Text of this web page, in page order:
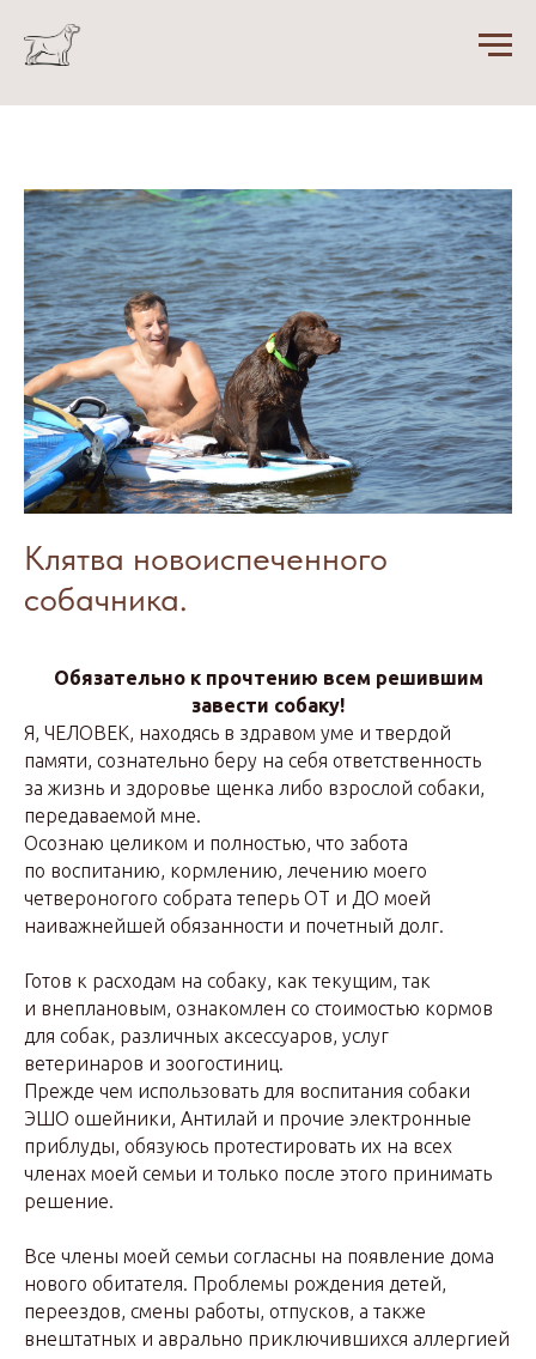
Клятва новоиспеченного
собачника.
Обязательно к прочтению всем решившим
завести собаку!
Я, ЧЕЛОВЕК, находясь в здравом уме и твердой
памяти, сознательно беру на себя ответственность
за жизнь и здоровье щенка либо взрослой собаки,
передаваемой мне.
Осознаю целиком и полностью, что забота
по воспитанию, кормлению, лечению моего
четвероногого собрата теперь ОТ и ДО моей
наиважнейшей обязанности и почетный долг.
Готов к расходам на собаку, как текущим, так
и внеплановым, ознакомлен со стоимостью кормов
для собак, различных аксессуаров, услуг
ветеринаров и зоогостиниц.
Прежде чем использовать для воспитания собаки
ЭШО ошейники, Антилай и прочие электронные
приблуды, обязуюсь протестировать их на всех
членах моей семьи и только после этого принимать
решение.
Все члены моей семьи согласны на появление дома
нового обитателя. Проблемы рождения детей,
переездов, смены работы, отпусков, а также
внештатных и аврально приключившихся аллергией